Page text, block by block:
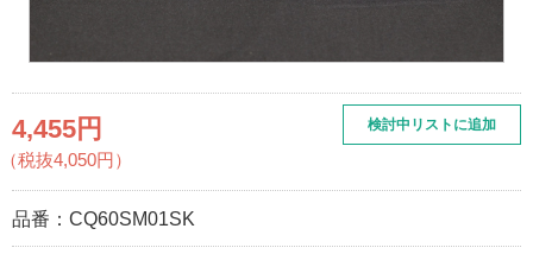
4,455円
（税抜4,050円）
品番： CQ60SM01SK
検討中リストに追加